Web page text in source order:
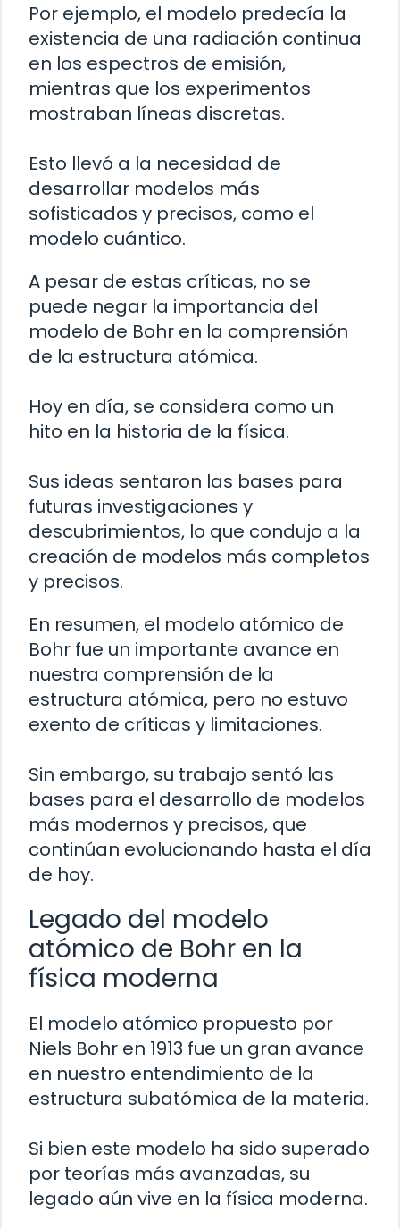
Por ejemplo, el modelo predecía la
existencia de una radiación continua
en los espectros de emisión,
mientras que los experimentos
mostraban líneas discretas.
Esto llevó a la necesidad de
desarrollar modelos más
sofisticados y precisos, como el
modelo cuántico.
A pesar de estas críticas, no se
puede negar la importancia del
modelo de Bohr en la comprensión
de la estructura atómica.
Hoy en día, se considera como un
hito en la historia de la física.
Sus ideas sentaron las bases para
futuras investigaciones y
descubrimientos, lo que condujo a la
creación de modelos más completos
y precisos.
En resumen, el modelo atómico de
Bohr fue un importante avance en
nuestra comprensión de la
estructura atómica, pero no estuvo
exento de críticas y limitaciones.
Sin embargo, su trabajo sentó las
bases para el desarrollo de modelos
más modernos y precisos, que
continúan evolucionando hasta el día
de hoy.
Legado del modelo
atómico de Bohr en la
física moderna
El modelo atómico propuesto por
Niels Bohr en 1913 fue un gran avance
en nuestro entendimiento de la
estructura subatómica de la materia.
Si bien este modelo ha sido superado
por teorías más avanzadas, su
legado aún vive en la física moderna.